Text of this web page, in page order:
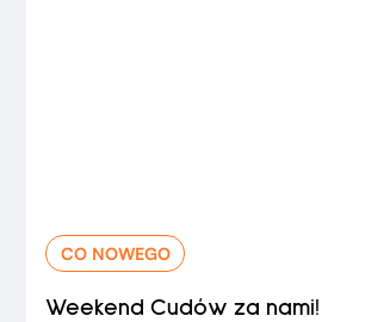
CO NOWEGO
Weekend Cudów za nami!